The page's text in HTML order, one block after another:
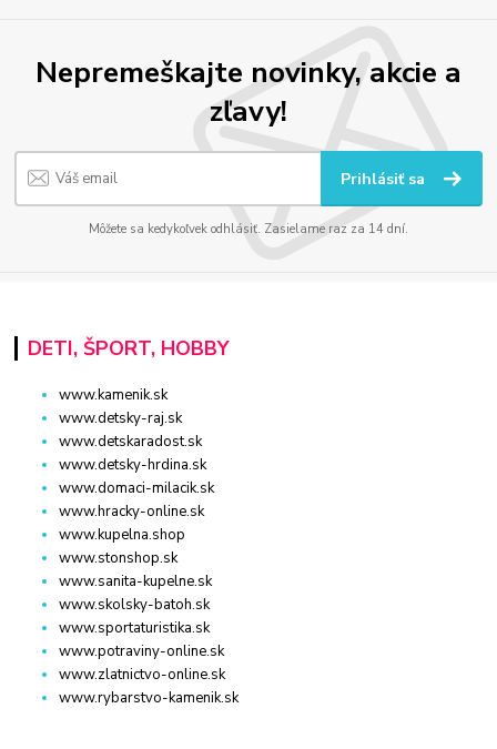
Nepremeškajte novinky, akcie a
zľavy!
Prihlásiť sa
Môžete sa kedykoľvek odhlásiť. Zasielame raz za 14 dní.
DETI, ŠPORT, HOBBY
www.kamenik.sk
www.detsky-raj.sk
www.detskaradost.sk
www.detsky-hrdina.sk
www.domaci-milacik.sk
www.hracky-online.sk
www.kupelna.shop
www.stonshop.sk
www.sanita-kupelne.sk
www.skolsky-batoh.sk
www.sportaturistika.sk
www.potraviny-online.sk
www.zlatnictvo-online.sk
www.rybarstvo-kamenik.sk